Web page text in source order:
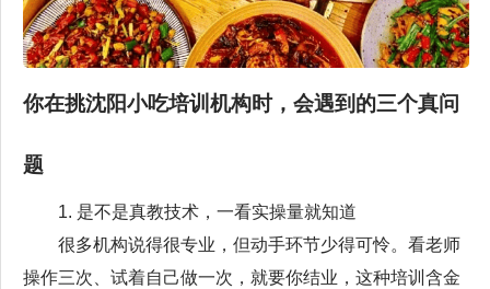
你在挑沈阳小吃培训机构时，会遇到的三个真问
题
1. 是不是真教技术，一看实操量就知道
很多机构说得很专业，但动手环节少得可怜。看老师
操作三次、试着自己做一次，就要你结业，这种培训含金